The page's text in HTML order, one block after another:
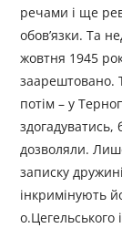
речами і ще
обов’язки. Та
жовтня 1945
заарештовано.
потім – у
дозволяли.
записку
інкримінують
о.Цегельського